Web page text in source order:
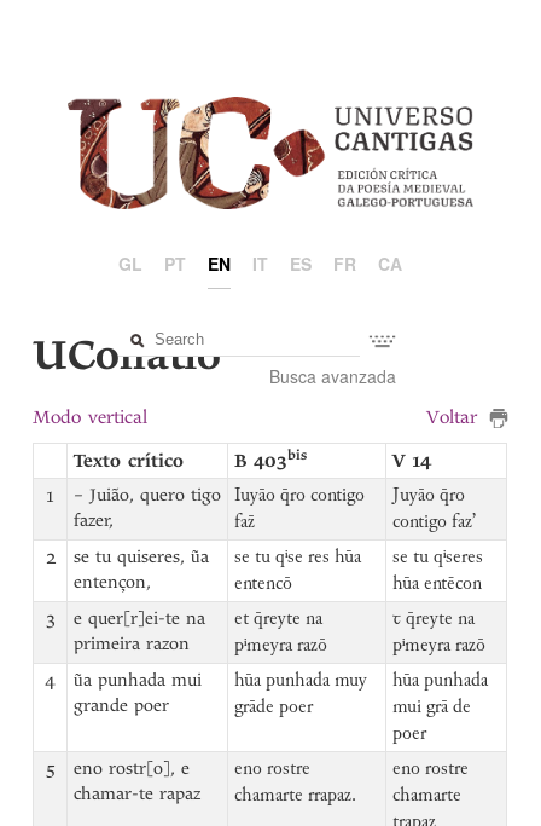
GL PT EN IT ES FR CA
Busca avanzada
UCollatio
Modo vertical
Voltar
Texto crítico
B 403bis
V 14
1
– Juião, quero tigo
fazer,
Iuyāo q̄ro contigo
faz̄
Juyāo q̄ro
contigo faz’
2
se tu quiseres, ũa
entençon,
se tu qⁱse res hūa
entencō
se tu qⁱseres
hūa entēcon
3
e quer[r]ei-te na
primeira razon
et q̄reyte na
pⁱmeyra razō
ꞇ q̄reyte na
pⁱmeyra razō
4
ũa punhada mui
grande poer
hūa punhada muy
grāde poer
hūa punhada
mui grā de
poer
5
eno rostr[o], e
chamar-te rapaz
eno rostre
chamarte rrapaz.
eno rostre
chamarte